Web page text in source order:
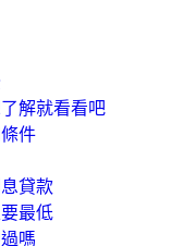
解就看看吧
件
貸款
最低
嗎